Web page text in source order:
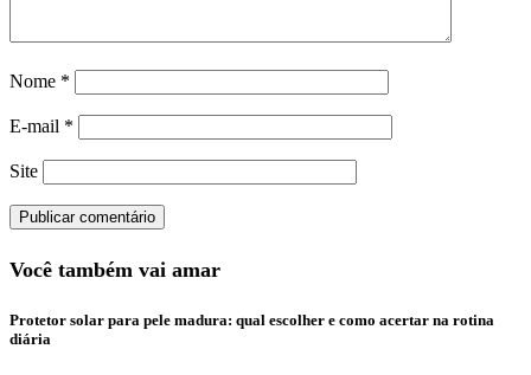
Nome *
E-mail *
Site
Você também vai amar
Protetor solar para pele madura: qual escolher e como acertar na rotina
diária